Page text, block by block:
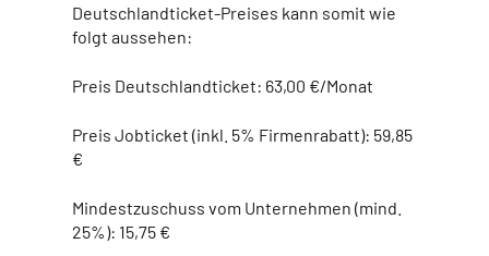
Deutschlandticket-Preises kann somit wie
folgt aussehen:
Preis Deutschlandticket: 63,00 €/Monat
Preis Jobticket (inkl. 5% Firmenrabatt): 59,85
€
Mindestzuschuss vom Unternehmen (mind.
25%): 15,75 €